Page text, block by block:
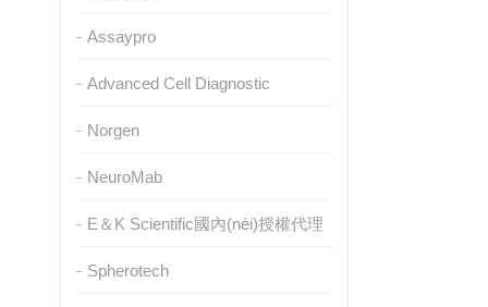
Assaypro
Advanced Cell Diagnostic
Norgen
NeuroMab
E＆K Scientific國內(nèi)授權代理
Spherotech